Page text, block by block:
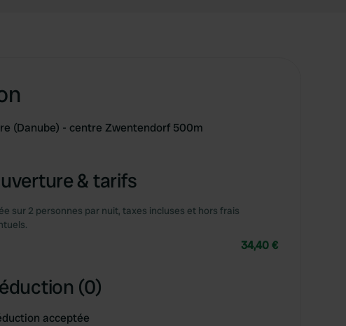
(Danube) - centre Zwentendorf 500m
& tarifs
sur 2 personnes par nuit, taxes incluses et hors frais
34,40 €
(0)
acceptée